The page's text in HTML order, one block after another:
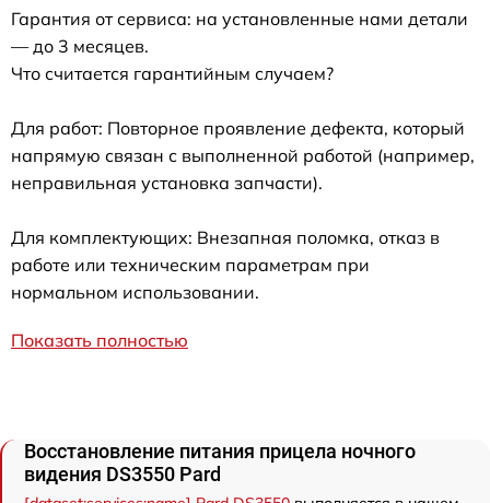
Гарантия от сервиса: на установленные нами детали
— до 3 месяцев.
Что считается гарантийным случаем?
Для работ: Повторное проявление дефекта, который
напрямую связан с выполненной работой (например,
неправильная установка запчасти).
Для комплектующих: Внезапная поломка, отказ в
работе или техническим параметрам при
нормальном использовании.
Показать полностью
Восстановление питания прицела ночного
видения DS3550 Pard